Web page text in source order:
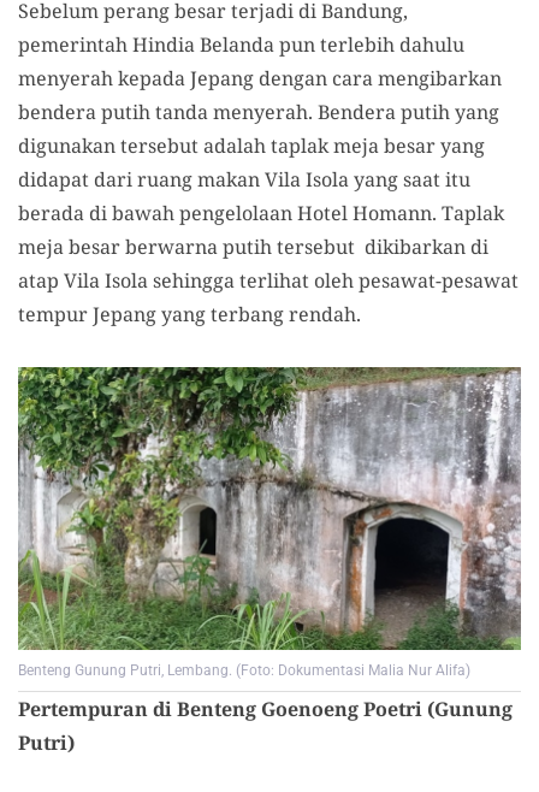
Sebelum perang besar terjadi di Bandung,
pemerintah Hindia Belanda pun terlebih dahulu
menyerah kepada Jepang dengan cara mengibarkan
bendera putih tanda menyerah. Bendera putih yang
digunakan tersebut adalah taplak meja besar yang
didapat dari ruang makan Vila Isola yang saat itu
berada di bawah pengelolaan Hotel Homann. Taplak
meja besar berwarna putih tersebut dikibarkan di
atap Vila Isola sehingga terlihat oleh pesawat-pesawat
tempur Jepang yang terbang rendah.
Benteng Gunung Putri, Lembang. (Foto: Dokumentasi Malia Nur Alifa)
Pertempuran di Benteng Goenoeng Poetri (Gunung
Putri)